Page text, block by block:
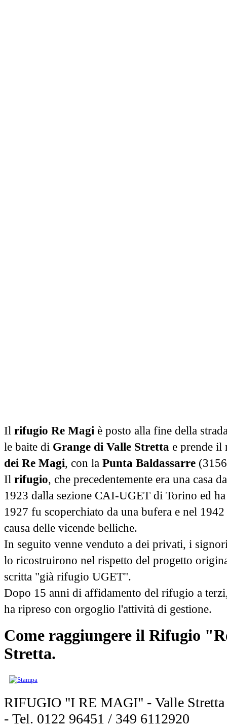
Il rifugio Re Magi è posto alla fine della
le baite di Grange di Valle Stretta e prende
dei Re Magi, con la Punta Baldassarre
Il rifugio, che precedentemente era una casa
1923 dalla sezione CAI-UGET di Torino ed
1927 fu scoperchiato da una bufera e nel
causa delle vicende belliche.
In seguito venne venduto a dei privati, i
lo ricostruirono nel rispetto del progetto
scritta "già rifugio UGET".
Dopo 15 anni di affidamento del rifugio a
ha ripreso con orgoglio l'attività di gestione.
Come raggiungere il Rifugio
Stretta.
RIFUGIO "I RE MAGI" - Valle Stretta
- Tel. 0122 96451 / 349 6112920